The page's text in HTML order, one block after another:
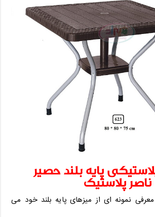
پایه بلند حصیر
نمونه ای از میزهای پایه بلند خود می